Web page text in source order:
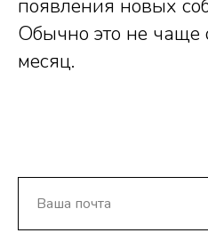
появления новых
Обычно это не чаще
месяц.